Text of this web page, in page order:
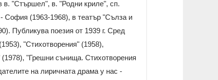
в. "Стършел", в. "Родни криле", сп.
София (1963-1968), в театър "Сълза и
Публикува поезия от 1939 г. Сред
"Стихотворения" (1958),
"Грешни сънища. Стихотворения
на лиричната драма у нас -